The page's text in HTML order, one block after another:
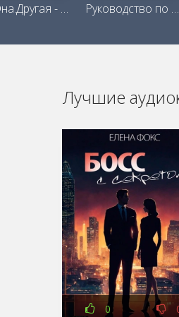
Он.Она.Другая - Лия Султан Руководство по соблазнению сестры
Лучшие
0